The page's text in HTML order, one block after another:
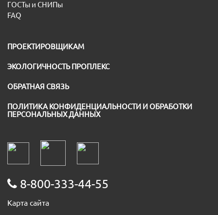
ГОСТы и СНИПы
FAQ
ПРОЕКТИРОВЩИКАМ
ЭКОЛОГИЧНОСТЬ ПРОПЛЕКС
ОБРАТНАЯ СВЯЗЬ
ПОЛИТИКА КОНФИДЕНЦИАЛЬНОСТИ И ОБРАБОТКИ
ПЕРСОНАЛЬНЫХ ДАННЫХ
8-800-333-44-55
Карта сайта